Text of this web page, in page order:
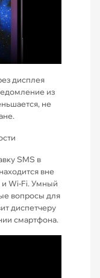
дисплея
из
не
SMS в
вне
и Wi-Fi. Умный
вопросы для
диспетчеру
смартфона.